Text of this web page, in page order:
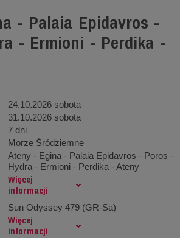
- Palaia Epidavros -
- Ermioni - Perdika -
24.10.2026 sobota
31.10.2026 sobota
7 dni
Morze Śródziemne
Ateny - Egina - Palaia Epidavros - Poros -
Hydra - Ermioni - Perdika - Ateny
Więcej
informacji
Sun Odyssey 479 (GR-Sa)
Więcej
informacji